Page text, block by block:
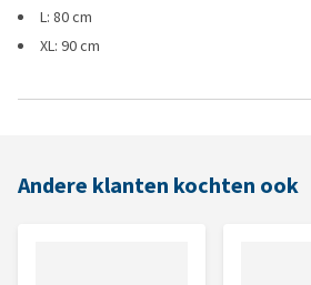
L: 80 cm
XL: 90 cm
Andere klanten kochten ook